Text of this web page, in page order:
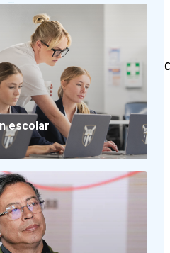
Últimas noticias sobre